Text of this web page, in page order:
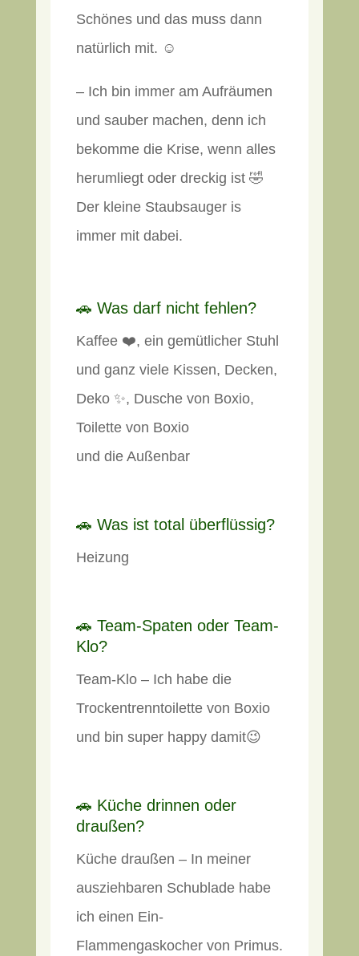
Schönes und das muss dann
natürlich mit. ☺️
– Ich bin immer am Aufräumen
und sauber machen, denn ich
bekomme die Krise, wenn alles
herumliegt oder dreckig ist 🤣
Der kleine Staubsauger is
immer mit dabei.
🚗 Was darf nicht fehlen?
Kaffee ❤️, ein gemütlicher Stuhl
und ganz viele Kissen, Decken,
Deko ✨, Dusche von Boxio,
Toilette von Boxio
und die Außenbar
🚗 Was ist total überflüssig?
Heizung
🚗 Team-Spaten oder Team-
Klo?
Team-Klo – Ich habe die
Trockentrenntoilette von Boxio
und bin super happy damit😉
🚗 Küche drinnen oder
draußen?
Küche draußen – In meiner
ausziehbaren Schublade habe
ich einen Ein-
Flammengaskocher von Primus.